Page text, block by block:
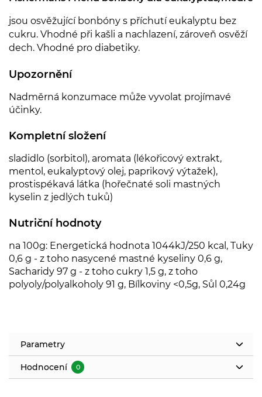
jsou osvěžující bonbóny s příchutí eukalyptu bez
cukru. Vhodné při kašli a nachlazení, zároveň osvěží
dech. Vhodné pro diabetiky.
Upozornění
Nadměrná konzumace může vyvolat projímavé
účinky.
Kompletní složení
sladidlo (sorbitol), aromata (lékořicový extrakt,
mentol, eukalyptový olej, paprikový výtažek),
prostispékavá látka (hořečnaté soli mastných
kyselin z jedlých tuků)
Nutriční hodnoty
na 100g: Energetická hodnota 1044kJ/250 kcal, Tuky
0,6 g - z toho nasycené mastné kyseliny 0,6 g,
Sacharidy 97 g - z toho cukry 1,5 g, z toho
polyoly/polyalkoholy 91 g, Bílkoviny <0,5g, Sůl 0,24g
Parametry
Hodnocení 0